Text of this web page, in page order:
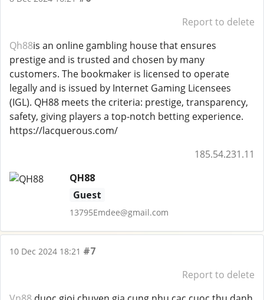
Report to delete
Qh88is an online gambling house that ensures
prestige and is trusted and chosen by many
customers. The bookmaker is licensed to operate
legally and is issued by Internet Gaming Licensees
(IGL). QH88 meets the criteria: prestige, transparency,
safety, giving players a top-notch betting experience.
https://lacquerous.com/
185.54.231.11
QH88
Guest
13795Emdee@gmail.com
10 Dec 2024 18:21 #7
Report to delete